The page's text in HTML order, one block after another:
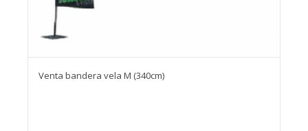
Venta bandera vela M (340cm)